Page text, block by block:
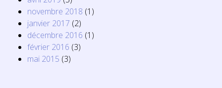
novembre 2018 (1)
janvier 2017 (2)
décembre 2016 (1)
février 2016 (3)
mai 2015 (3)